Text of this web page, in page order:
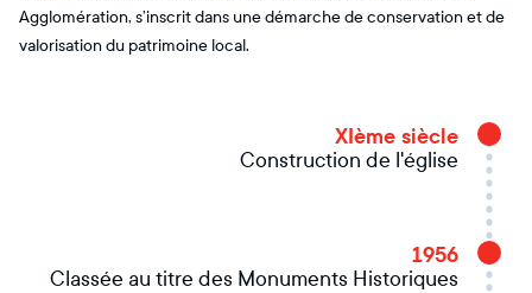
Agglomération, s’inscrit dans une démarche de conservation et de
valorisation du patrimoine local.
XIème siècle
Construction de l'église
1956
Classée au titre des Monuments Historiques